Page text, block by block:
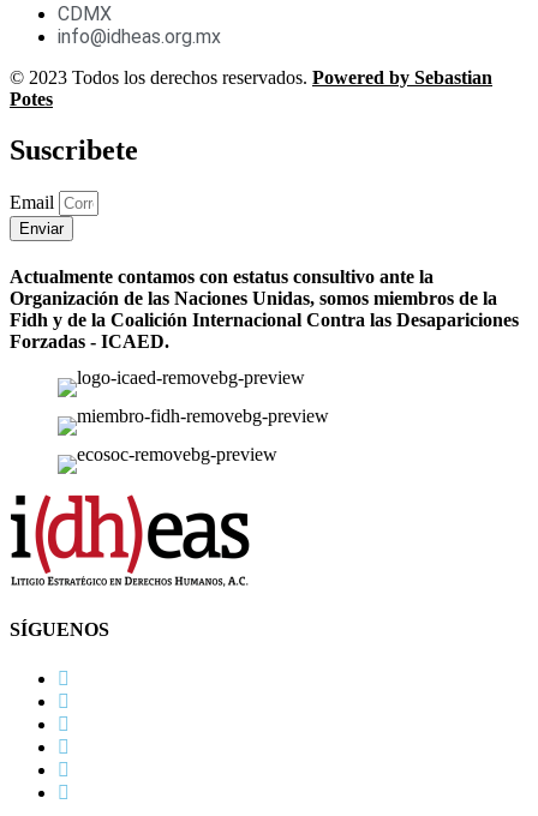
CDMX
info@idheas.org.mx
© 2023 Todos los derechos reservados. Powered by Sebastian
Potes
Suscribete
Email
Enviar
Actualmente contamos con estatus consultivo ante la
Organización de las Naciones Unidas, somos miembros de la
Fidh y de la Coalición Internacional Contra las Desapariciones
Forzadas - ICAED.
SÍGUENOS